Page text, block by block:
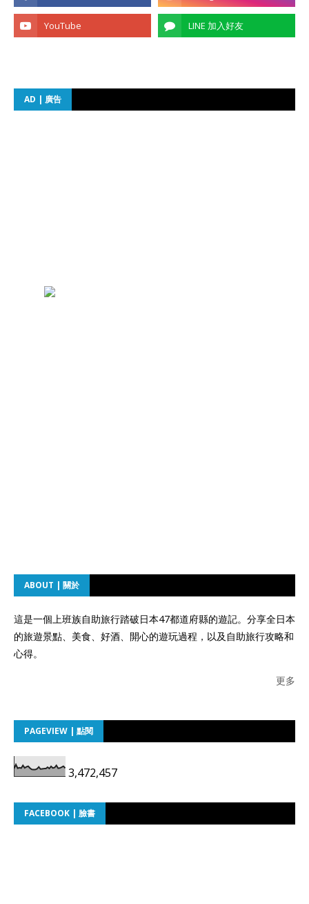
AD | 廣告
ABOUT | 關於
這是一個上班族自助旅行踏破日本47都道府縣的遊記。分享全日本
的旅遊景點、美食、好酒、開心的遊玩過程，以及自助旅行攻略和
心得。
更多
PAGEVIEW | 點閱
3,472,457
FACEBOOK | 臉書